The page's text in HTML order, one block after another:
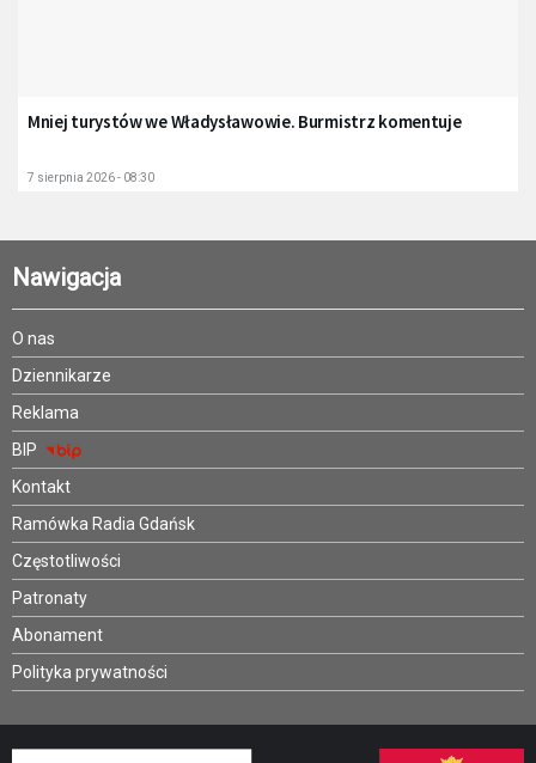
Mniej turystów we Władysławowie. Burmistrz komentuje
7 sierpnia 2026 - 08:30
Nawigacja
O nas
Dziennikarze
Reklama
BIP
Kontakt
Ramówka Radia Gdańsk
Częstotliwości
Patronaty
Abonament
Polityka prywatności